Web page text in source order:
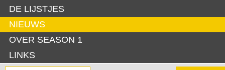
DE LIJSTJES
NIEUWS
OVER SEASON 1
LINKS